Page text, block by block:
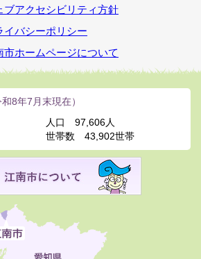
ブアクセシビリティ方針
イバシーポリシー
市ホームページについて
和8年7月末現在）
人口
97,606人
世帯数
43,902世帯